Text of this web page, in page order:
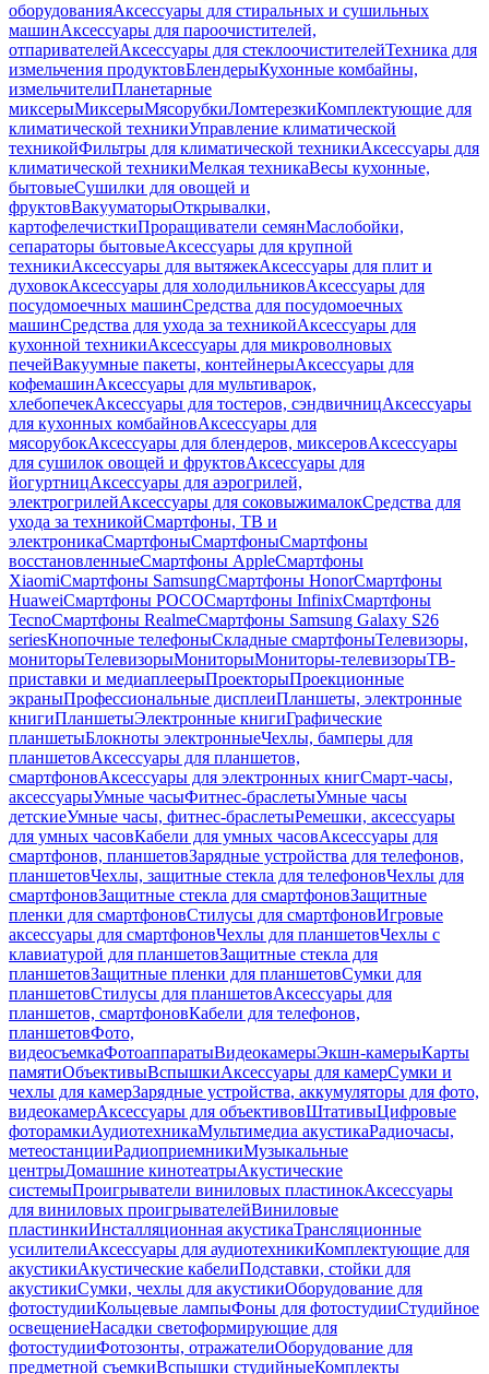
оборудованияАксессуары для стиральных и сушильных
машинАксессуары для пароочистителей,
отпаривателейАксессуары для стеклоочистителейТехника для
измельчения продуктовБлендерыКухонные комбайны,
измельчителиПланетарные
миксерыМиксерыМясорубкиЛомтерезкиКомплектующие для
климатической техникиУправление климатической
техникойФильтры для климатической техникиАксессуары для
климатической техникиМелкая техникаВесы кухонные,
бытовыеСушилки для овощей и
фруктовВакууматорыОткрывалки,
картофелечисткиПроращиватели семянМаслобойки,
сепараторы бытовыеАксессуары для крупной
техникиАксессуары для вытяжекАксессуары для плит и
духовокАксессуары для холодильниковАксессуары для
посудомоечных машинСредства для посудомоечных
машинСредства для ухода за техникойАксессуары для
кухонной техникиАксессуары для микроволновых
печейВакуумные пакеты, контейнерыАксессуары для
кофемашинАксессуары для мультиварок,
хлебопечекАксессуары для тостеров, сэндвичницАксессуары
для кухонных комбайновАксессуары для
мясорубокАксессуары для блендеров, миксеровАксессуары
для сушилок овощей и фруктовАксессуары для
йогуртницАксессуары для аэрогрилей,
электрогрилейАксессуары для соковыжималокСредства для
ухода за техникойСмартфоны, ТВ и
электроникаСмартфоныСмартфоныСмартфоны
восстановленныеСмартфоны AppleСмартфоны
XiaomiСмартфоны SamsungСмартфоны HonorСмартфоны
HuaweiСмартфоны POCOСмартфоны InfinixСмартфоны
TecnoСмартфоны RealmeСмартфоны Samsung Galaxy S26
seriesКнопочные телефоныСкладные смартфоныТелевизоры,
мониторыТелевизорыМониторыМониторы-телевизорыТВ-
приставки и медиаплеерыПроекторыПроекционные
экраныПрофессиональные дисплеиПланшеты, электронные
книгиПланшетыЭлектронные книгиГрафические
планшетыБлокноты электронныеЧехлы, бамперы для
планшетовАксессуары для планшетов,
смартфоновАксессуары для электронных книгСмарт-часы,
аксессуарыУмные часыФитнес-браслетыУмные часы
детскиеУмные часы, фитнес-браслетыРемешки, аксессуары
для умных часовКабели для умных часовАксессуары для
смартфонов, планшетовЗарядные устройства для телефонов,
планшетовЧехлы, защитные стекла для телефоновЧехлы для
смартфоновЗащитные стекла для смартфоновЗащитные
пленки для смартфоновСтилусы для смартфоновИгровые
аксессуары для смартфоновЧехлы для планшетовЧехлы с
клавиатурой для планшетовЗащитные стекла для
планшетовЗащитные пленки для планшетовСумки для
планшетовСтилусы для планшетовАксессуары для
планшетов, смартфоновКабели для телефонов,
планшетовФото,
видеосъемкаФотоаппаратыВидеокамерыЭкшн-камерыКарты
памятиОбъективыВспышкиАксессуары для камерСумки и
чехлы для камерЗарядные устройства, аккумуляторы для фото,
видеокамерАксессуары для объективовШтативыЦифровые
фоторамкиАудиотехникаМультимедиа акустикаРадиочасы,
метеостанцииРадиоприемникиМузыкальные
центрыДомашние кинотеатрыАкустические
системыПроигрыватели виниловых пластинокАксессуары
для виниловых проигрывателейВиниловые
пластинкиИнсталляционная акустикаТрансляционные
усилителиАксессуары для аудиотехникиКомплектующие для
акустикиАкустические кабелиПодставки, стойки для
акустикиСумки, чехлы для акустикиОборудование для
фотостудииКольцевые лампыФоны для фотостудииСтудийное
освещениеНасадки светоформирующие для
фотостудииФотозонты, отражателиОборудование для
предметной съемкиВспышки студийныеКомплекты